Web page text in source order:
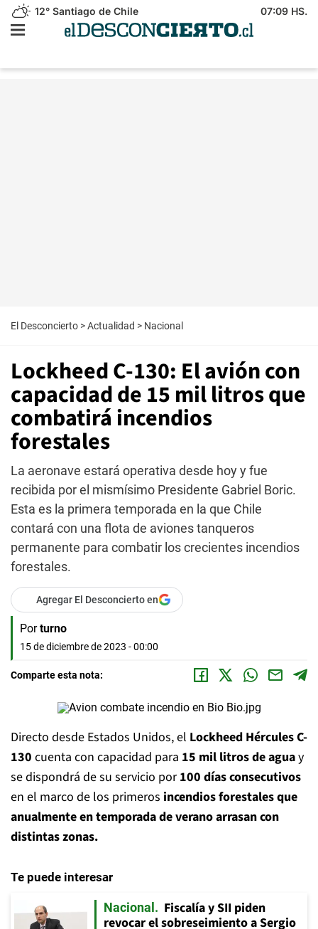
12° Santiago de Chile 07:09 HS.
El Desconcierto >Actualidad > Nacional
Lockheed C-130: El avión con
capacidad de 15 mil litros que
combatirá incendios
forestales
La aeronave estará operativa desde hoy y fue
recibida por el mismísimo Presidente Gabriel Boric.
Esta es la primera temporada en la que Chile
contará con una flota de aviones tanqueros
permanente para combatir los crecientes incendios
forestales.
Agregar El Desconcierto en
Por turno
15 de diciembre de 2023 - 00:00
Comparte esta nota:
Directo desde Estados Unidos, el Lockheed Hércules C-
130 cuenta con capacidad para 15 mil litros de aguay
se dispondrá de su servicio por100 días consecutivos
en el marco de los primeros incendios forestales que
anualmente en temporada de verano arrasan con
distintas zonas.
Te puede interesar
Nacional
Fiscalía y SII piden
revocar el sobreseimiento a Sergio